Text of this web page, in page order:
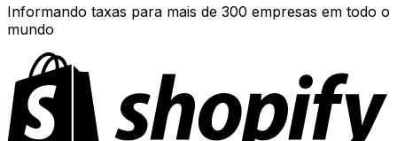
Informando taxas para mais de 300 empresas em todo o
mundo